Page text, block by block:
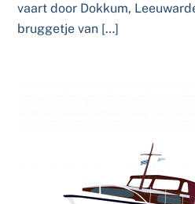
vaart door Dokkum,
bruggetje van […]